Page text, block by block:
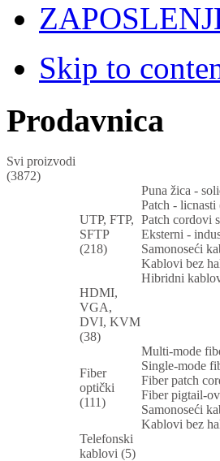
Skip to
Prodavnica
Svi proizvodi
(3872)
UTP, FTP,
SFTP
(218)
Puna žica -
Patch - licnasti
Patch cordovi
Eksterni -
Samonoseći
Kablovi bez
Hibridni
HDMI,
VGA,
DVI, KVM
(38)
Fiber
optički
(111)
Multi-mode
Single-mode
Fiber patch
Fiber pigtail-
Samonoseći
Kablovi bez
Telefonski
kablovi (5)